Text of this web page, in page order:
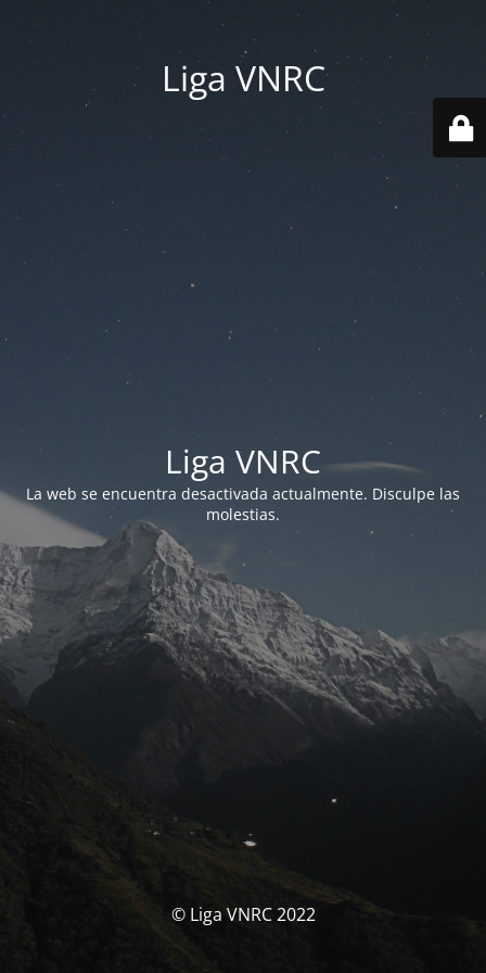
Liga VNRC
Liga VNRC
La web se encuentra desactivada actualmente. Disculpe las
molestias.
© Liga VNRC 2022